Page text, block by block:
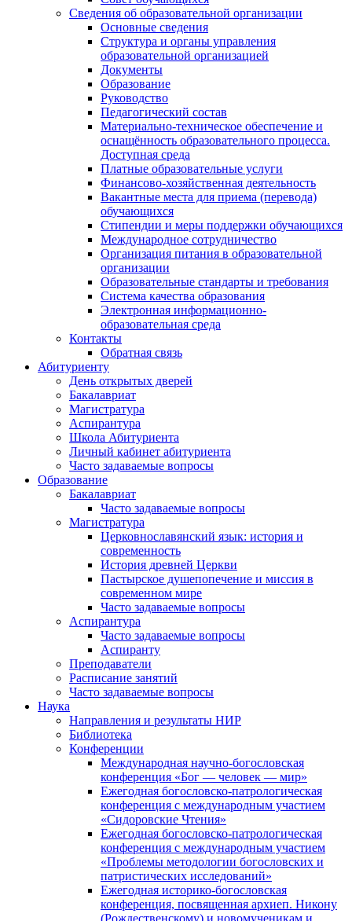
Сведения об образовательной организации
Основные сведения
Структура и органы управления
образовательной организацией
Документы
Образование
Руководство
Педагогический состав
Материально-техническое обеспечение и
оснащённость образовательного процесса.
Доступная среда
Платные образовательные услуги
Финансово-хозяйственная деятельность
Вакантные места для приема (перевода)
обучающихся
Стипендии и меры поддержки обучающихся
Международное сотрудничество
Организация питания в образовательной
организации
Образовательные стандарты и требования
Система качества образования
Электронная информационно-
образовательная среда
Контакты
Обратная связь
Абитуриенту
День открытых дверей
Бакалавриат
Магистратура
Аспирантура
Школа Абитуриента
Личный кабинет абитуриента
Часто задаваемые вопросы
Образование
Бакалавриат
Часто задаваемые вопросы
Магистратура
Церковнославянский язык: история и
современность
История древней Церкви
Пастырское душепопечение и миссия в
современном мире
Часто задаваемые вопросы
Аспирантура
Часто задаваемые вопросы
Аспиранту
Преподаватели
Расписание занятий
Часто задаваемые вопросы
Наука
Направления и результаты НИР
Библиотека
Конференции
Международная научно-богословская
конференция «Бог — человек — мир»
Ежегодная богословско-патрологическая
конференция с международным участием
«Сидоровские Чтения»
Ежегодная богословско-патрологическая
конференция с международным участием
«Проблемы методологии богословских и
патристических исследований»
Ежегодная историко-богословская
конференция, посвященная архиеп. Никону
(Рождественскому) и новомученикам и